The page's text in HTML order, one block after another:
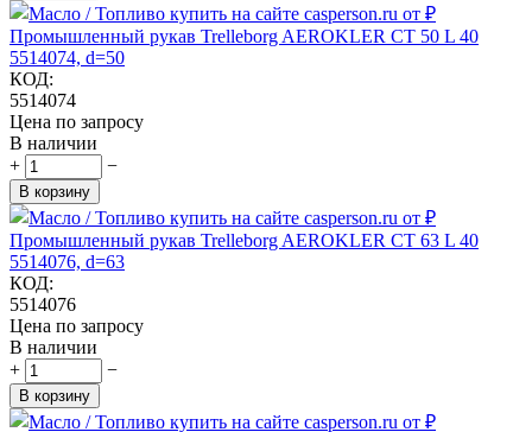
Промышленный рукав Trelleborg AEROKLER CT 50 L 40
5514074, d=50
КОД:
5514074
Цена по запросу
В наличии
+
−
В корзину
Промышленный рукав Trelleborg AEROKLER CT 63 L 40
5514076, d=63
КОД:
5514076
Цена по запросу
В наличии
+
−
В корзину